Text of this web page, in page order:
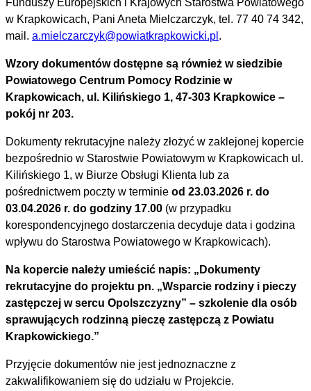
Funduszy Europejskich i Krajowych Starostwa Powiatowego
w Krapkowicach, Pani Aneta Mielczarczyk, tel. 77 40 74 342,
mail. a.mielczarczyk@powiatkrapkowicki.pl .
Wzory dokumentów dostępne są również w siedzibie
Powiatowego Centrum Pomocy Rodzinie w
Krapkowicach, ul. Kilińskiego 1, 47-303 Krapkowice –
pokój nr 203.
Dokumenty rekrutacyjne należy złożyć w zaklejonej kopercie
bezpośrednio w Starostwie Powiatowym w Krapkowicach ul.
Kilińskiego 1, w Biurze Obsługi Klienta lub za
pośrednictwem poczty w terminie od 23.03.2026 r. do
03.04.2026 r. do godziny 17.00 (w przypadku
korespondencyjnego dostarczenia decyduje data i godzina
wpływu do Starostwa Powiatowego w Krapkowicach).
Na kopercie należy umieścić napis: „Dokumenty
rekrutacyjne do projektu pn. „Wsparcie rodziny i pieczy
zastępczej w sercu Opolszczyzny” – szkolenie dla osób
sprawujących rodzinną pieczę zastępczą z Powiatu
Krapkowickiego.”
Przyjęcie dokumentów nie jest jednoznaczne z
zakwalifikowaniem się do udziału w Projekcie.